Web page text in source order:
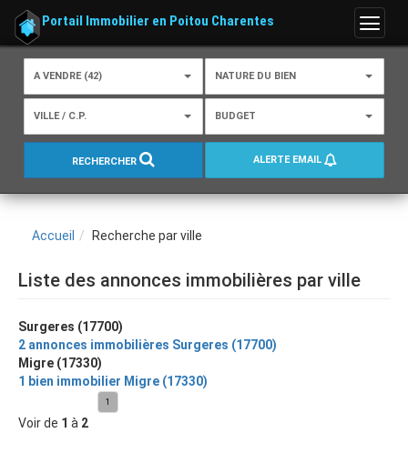
Menu
Portail Immobilier en Poitou Charentes
A VENDRE (42) NATURE DU BIEN
VILLE / C.P. BUDGET
RECHERCHER ALERTE EMAIL
Accueil Recherche par ville
Liste des annonces immobilières par ville
Surgeres (17700)
2 annonces immobilières Surgeres (17700)
Migre (17330)
1 bien immobilier Migre (17330)
Voir de 1 à 2
1